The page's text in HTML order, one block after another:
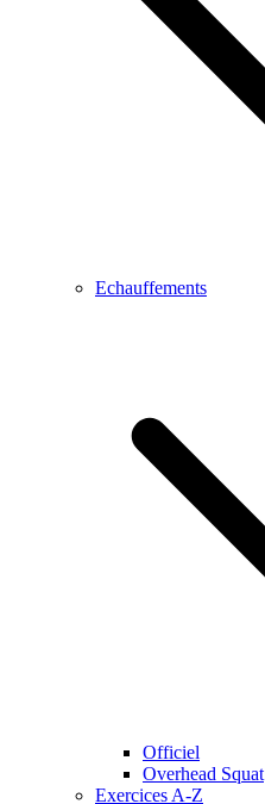
Echauffements
Officiel
Overhead Squat
Exercices A-Z